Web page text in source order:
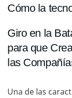
Cómo la
Giro en la
para que
las
Una de las